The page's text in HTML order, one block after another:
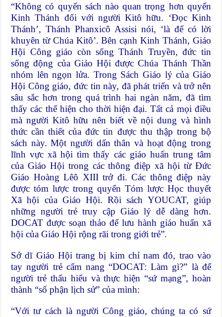
“Không có quyển sách nào quan trọng hơn quyển
Kinh Thánh đối với người Kitô hữu. ‘Đọc Kinh
Thánh’, Thánh Phanxicô Assisi nói, ‘là để có lời
khuyên từ Chúa Kitô’. Bên cạnh Kinh Thánh, Giáo
Hội Công giáo còn sống Thánh Truyền, đức tin
sống động của Giáo Hội được Chúa Thánh Thần
nhóm lên ngọn lửa. Trong Sách Giáo lý của Giáo
Hội Công giáo, đức tin này, đã phát triển và trở nên
sâu sắc hơn trong quá trình hai ngàn năm, đã tìm
thấy các thể hiện cho thời hiện đại. Tất cả mọi điều
mà người Kitô hữu nên biết về nội dung và hình
thức cần thiết của đức tin được thu thập trong bộ
sách này. Một người dấn thân và hoạt động trong
lĩnh vực xã hội tìm thấy các giáo huấn trung tâm
của Giáo Hội trong các thông điệp xã hội từ Đức
Giáo Hoàng Lêô XIII trở đi. Các thông điệp này
được tóm lược trong quyển Tóm lược Học thuyết
Xã hội của Giáo Hội. Rồi sách YOUCAT, giúp
những người trẻ truy cập Giáo lý dễ dàng hơn.
DOCAT được soạn thảo để lưu hành giáo huấn xã
hội của Giáo Hội rộng rãi trong giới trẻ”.
Sở dĩ Giáo Hội trang bị kim chỉ nam đó, trao vào
tay người trẻ cẩm nang “DOCAT: Làm gì?” là để
người trẻ thấu hiểu và thực hiện “sứ mạng”, hoàn
thành “số phận lịch sử” của mình:
“Với tư cách là người Công giáo, chúng ta có sứ